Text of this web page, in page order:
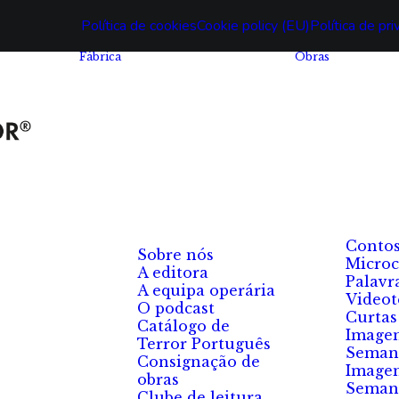
Política de cookiesCookie policy (EU)Política de
Fábrica
Sobre nós
A editora
A equipa operária
O podcast
Catálogo de
Terror Português
Consignação de
obras
Obras
Curtas